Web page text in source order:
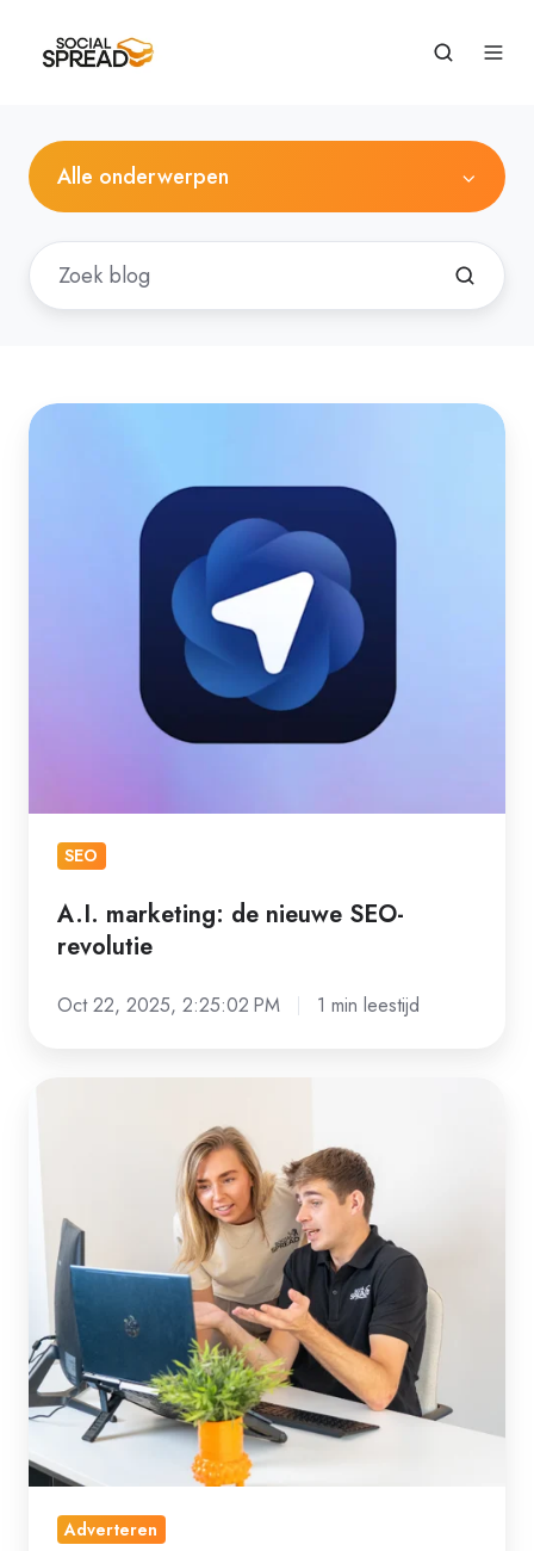
Alle onderwerpen
A.I.
SEO
A.I. marketing: de nieuwe SEO-
revolutie
Oct 22, 2025, 2:25:02 PM 1 min leestijd
$10.000
per
maand
voor
goede
doelen
Adverteren